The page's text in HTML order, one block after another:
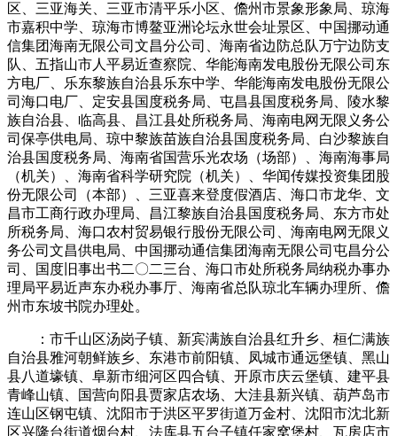
区、三亚海关、三亚市清平乐小区、儋州市景象形象局、琼海
市嘉积中学、琼海市博鳌亚洲论坛永世会址景区、中国挪动通
信集团海南无限公司文昌分公司、海南省边防总队万宁边防支
队、五指山市人平易近查察院、华能海南发电股份无限公司东
方电厂、乐东黎族自治县乐东中学、华能海南发电股份无限公
司海口电厂、定安县国度税务局、屯昌县国度税务局、陵水黎
族自治县、临高县、昌江县处所税务局、海南电网无限义务公
司保亭供电局、琼中黎族苗族自治县国度税务局、白沙黎族自
治县国度税务局、海南省国营乐光农场（场部）、海南海事局
（机关）、海南省科学研究院（机关）、华闻传媒投资集团股
份无限公司（本部）、三亚喜来登度假酒店、海口市龙华、文
昌市工商行政办理局、昌江黎族自治县国度税务局、东方市处
所税务局、海口农村贸易银行股份无限公司、海南电网无限义
务公司文昌供电局、中国挪动通信集团海南无限公司屯昌分公
司、国度旧事出书二〇二三台、海口市处所税务局纳税办事办
理局平易近声东办税办事厅、海南省总队琼北车辆办理所、儋
州市东坡书院办理处。
：市千山区汤岗子镇、新宾满族自治县红升乡、桓仁满族
自治县雅河朝鲜族乡、东港市前阳镇、凤城市通远堡镇、黑山
县八道壕镇、阜新市细河区四合镇、开原市庆云堡镇、建平县
青峰山镇、国营向阳县贾家店农场、大洼县新兴镇、葫芦岛市
连山区钢屯镇、沈阳市于洪区平罗街道万金村、沈阳市沈北新
区兴隆台街道烟台村、法库县五台子镇任家窝堡村、瓦房店市